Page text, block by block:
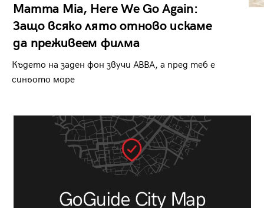
Mamma Mia, Here We Go Again:
Защо всяко лято отново искаме
да преживеем филма
Където на заден фон звучи ABBA, а пред теб е
синьото море